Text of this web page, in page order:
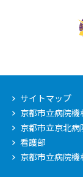
サイトマップ
京都市立病院機
京都市立京北病
看護部
京都市立病院